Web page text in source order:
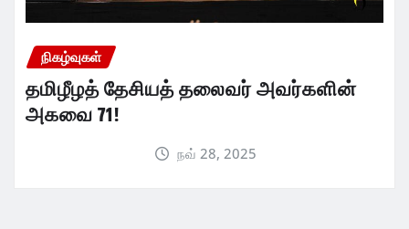
நிகழ்வுகள்
தமிழீழத் தேசியத் தலைவர் அவர்களின்
அகவை 71!
நவ் 28, 2025